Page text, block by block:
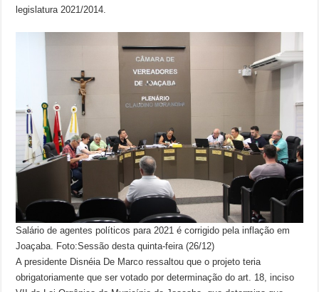
legislatura 2021/2014.
Salário de agentes políticos para 2021 é corrigido pela inflação em
Joaçaba. Foto:Sessão desta quinta-feira (26/12)
A presidente Disnéia De Marco ressaltou que o projeto teria
obrigatoriamente que ser votado por determinação do art. 18, inciso